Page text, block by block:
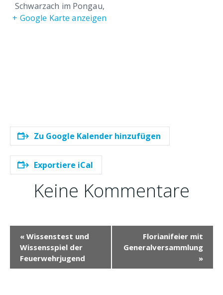
Schwarzach im Pongau,
+ Google Karte anzeigen
Zu Google Kalender hinzufügen
Exportiere iCal
Keine Kommentare
« Wissenstest und
Wissensspiel der
Feuerwehrjugend
Florianifeier mit
Generalversammlung
»